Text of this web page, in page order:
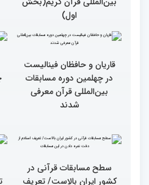
گزارش تصویری چهارمین
روز رقابت بخش برادران
چهلمین دوره مسابقات
بین‌المللی قرآن کریم(بخش
اول)
قاریان و حافظان فینالیست‌
بین‌المللی قرآن معرفی
شدند